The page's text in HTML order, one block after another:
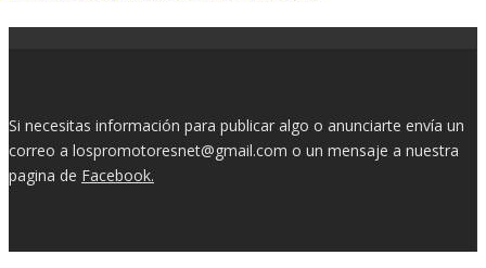
Si necesitas información para publicar algo o anunciarte envía un
correo a lospromotoresnet@gmail.com o un mensaje a nuestra
pagina de Facebook.